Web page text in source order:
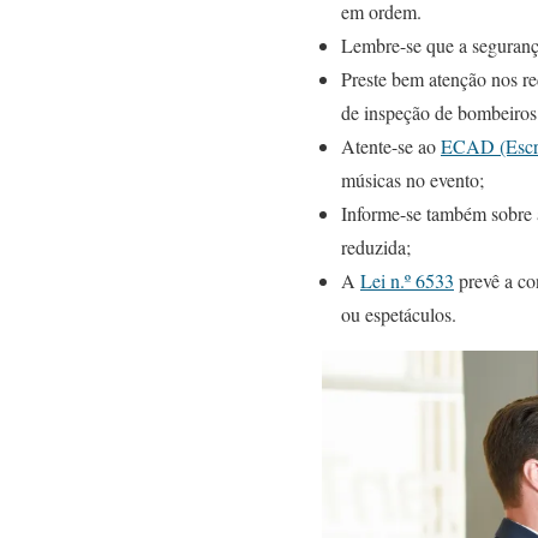
em ordem.
Lembre-se que a
Preste bem atenção nos
de inspeção de
Atente-se aoECAD
músicas no evento;
Informe-se também
reduzida;
A Lei n.º 6533 prevê a
ou espetáculos.